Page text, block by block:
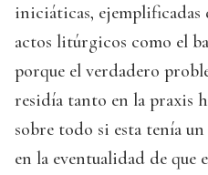
iniciáticas, ejemplificadas
actos litúrgicos como el
porque el verdadero
residía tanto en la praxis
sobre todo si esta tenía
en la eventualidad de que